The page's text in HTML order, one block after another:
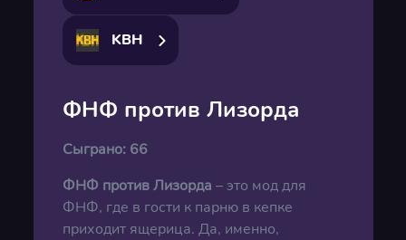
KBH
ФНФ против Лизорда
Сыграно: 66
ФНФ против Лизорда – это мод для
ФНФ, где в гости к парню в кепке
приходит ящерица. Да, именно,